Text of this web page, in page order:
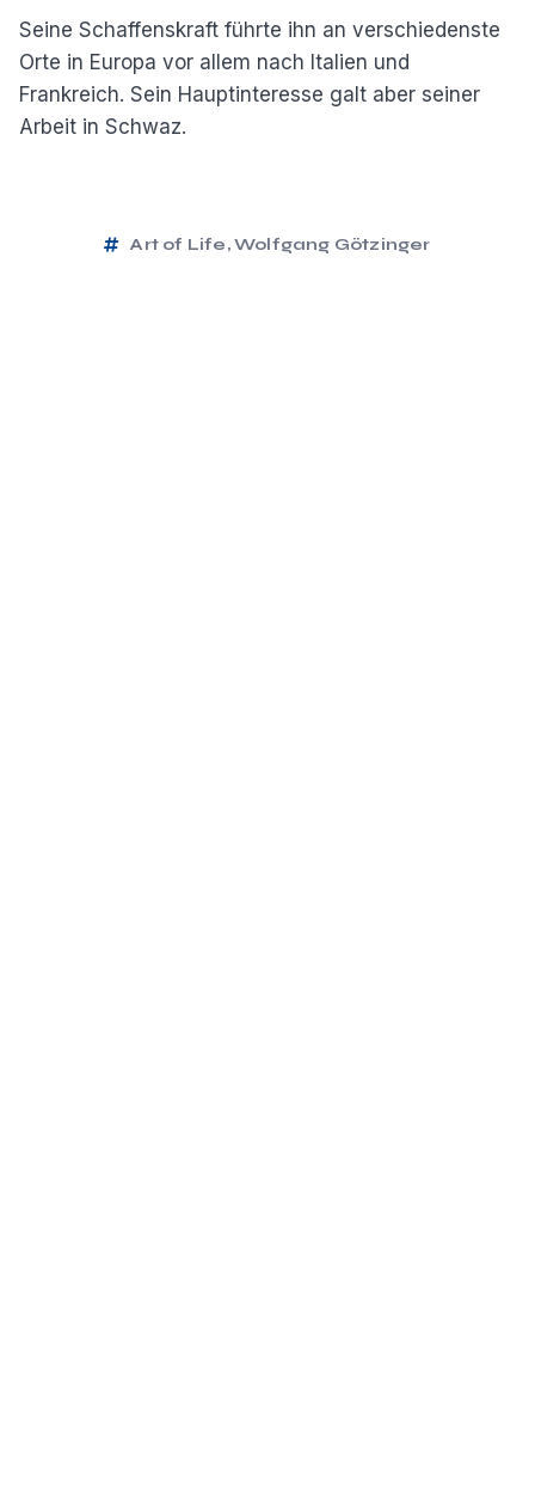
Seine Schaffenskraft führte ihn an verschiedenste
Orte in Europa vor allem nach Italien und
Frankreich. Sein Hauptinteresse galt aber seiner
Arbeit in Schwaz.
Art of Life,Wolfgang Götzinger